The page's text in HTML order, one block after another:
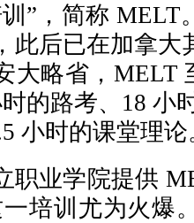
”，简称 MELT
此后已在加拿大
大略省，MELT
的路考、18 小
小时的课堂理论
职业学院提供
培训尤为火爆